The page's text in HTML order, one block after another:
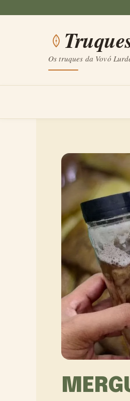
conteúdoOs truques da Vovó